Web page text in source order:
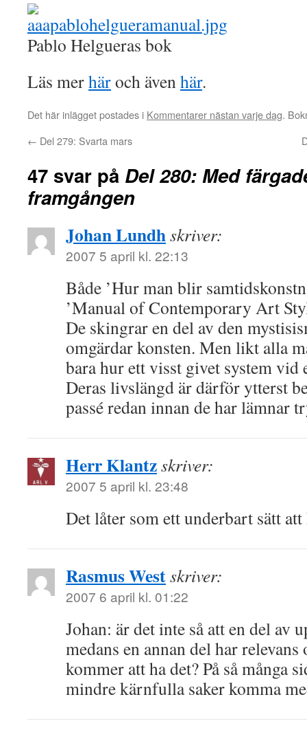
Pablo Helgueras bok
Läs merhäroch ävenhär.
Det här inlägget postades i Kommentarer nästan varje dag.
← Del 279: Svarta mars
47 svar på Del 280: Med
framgången
Johan Lundhskriver:
2007 5 april kl. 22:13
Både ’Hur man blir
’Manual of Contemporary Art
De skingrar en del av den
omgärdar konsten. Men likt alla
bara hur ett visst givet system
Deras livslängd är därför ytterst
passé redan innan de har lämnar
Herr Klantzskriver:
2007 5 april kl. 23:48
Det låter som ett underbart sätt
Rasmus Westskriver:
2007 6 april kl. 01:22
Johan: är det inte så att en del av
medans en annan del har
kommer att ha det? På så många
mindre kärnfulla saker komma